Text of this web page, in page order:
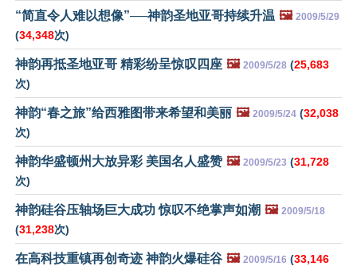
“简直令人难以想像”──神韵圣地亚哥持续升温 🖼️ 2009/5/29
(34,348次)
神韵再抵圣地亚哥 精彩纷呈惊叹四座 🖼️ 2009/5/28 (25,683
次)
神韵“春之旅”给西雅图带来希望和美丽 🖼️ 2009/5/24 (32,038
次)
神韵华盛顿州大放异彩 美国名人盛赞 🖼️ 2009/5/23 (31,728
次)
神韵硅谷压轴场巨大成功 惊叹不绝掌声如潮 🖼️ 2009/5/18
(31,238次)
在高科技重镇再创奇迹 神韵火爆硅谷 🖼️ 2009/5/16 (33,146